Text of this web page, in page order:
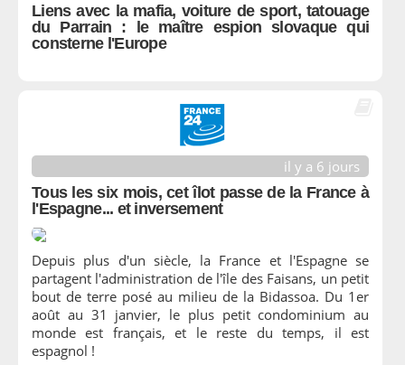
Liens avec la mafia, voiture de sport, tatouage
du Parrain : le maître espion slovaque qui
consterne l'Europe
il y a 6 jours
Tous les six mois, cet îlot passe de la France à
l'Espagne... et inversement
Depuis plus d'un siècle, la France et l'Espagne se
partagent l'administration de l'île des Faisans, un petit
bout de terre posé au milieu de la Bidassoa. Du 1er
août au 31 janvier, le plus petit condominium au
monde est français, et le reste du temps, il est
espagnol !